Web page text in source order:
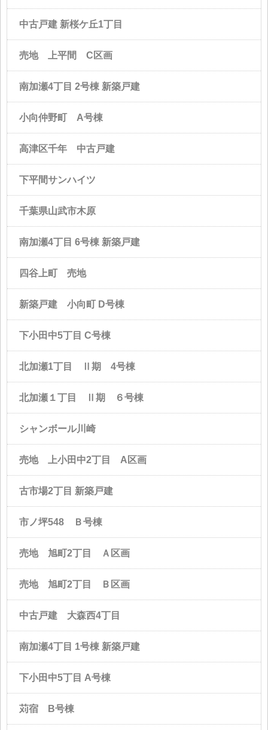
中古戸建 新桜ケ丘1丁目
売地 上平間 C区画
南加瀬4丁目 2号棟 新築戸建
小向仲野町 A号棟
高津区千年 中古戸建
下平間サンハイツ
千葉県山武市木原
南加瀬4丁目 6号棟 新築戸建
四谷上町 売地
新築戸建 小向町 D号棟
下小田中5丁目 C号棟
北加瀬1丁目 Ⅱ期 4号棟
北加瀬１丁目 Ⅱ期 ６号棟
シャンボール川崎
売地 上小田中2丁目 A区画
古市場2丁目 新築戸建
市ノ坪548 Ｂ号棟
売地 旭町2丁目 Ａ区画
売地 旭町2丁目 Ｂ区画
中古戸建 大森西4丁目
南加瀬4丁目 1号棟 新築戸建
下小田中5丁目 A号棟
苅宿 B号棟